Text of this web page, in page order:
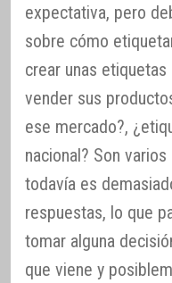
expectativa, pero
sobre cómo
crear unas
vender sus
ese mercado?,
nacional? Son
todavía es
respuestas, lo que
tomar alguna
que viene y